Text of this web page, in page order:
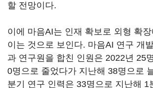
할 전망이다.
이에 마음AI는 인재 확보로 외형 확
이는 것으로 보인다. 마음AI 연구 개
과 연구원을 합친 인원은 2022년 25
0명으로 줄었다가 지난해 38명으로
분기 연구 인력은 33명으로 지난해 1